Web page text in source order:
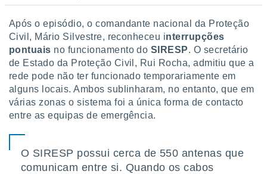
Após o episódio, o comandante nacional da Proteção
Civil, Mário Silvestre, reconheceu interrupções
pontuais no funcionamento do SIRESP. O secretário
de Estado da Proteção Civil, Rui Rocha, admitiu que a
rede pode não ter funcionado temporariamente em
alguns locais. Ambos sublinharam, no entanto, que em
várias zonas o sistema foi a única forma de contacto
entre as equipas de emergência.
O SIRESP possui cerca de 550 antenas que
comunicam entre si. Quando os cabos